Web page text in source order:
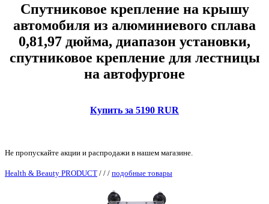
Спутниковое крепление на крышу
автомобиля из алюминиевого сплава
0,81,97 дюйма, диапазон установки,
спутниковое крепление для лестницы
на автофургоне
Купить за 5190 RUR
Не пропускайте акции и распродажи в нашем магазине.
Health & Beauty PRODUCT / / / подобные товары